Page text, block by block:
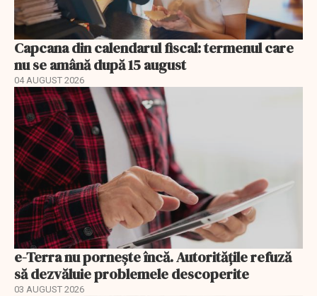
Capcana din calendarul fiscal: termenul care
nu se amână după 15 august
04 AUGUST 2026
e-Terra nu pornește încă. Autoritățile refuză
să dezvăluie problemele descoperite
03 AUGUST 2026